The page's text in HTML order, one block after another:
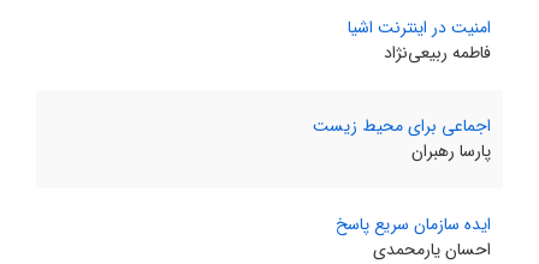
امنیت در اینترنت اشیا
فاطمه ربیعی‌نژاد
اجماعی برای محیط زیست
پارسا رهبران
ایده سازمان سریع پاسخ
احسان یار‌محمدی